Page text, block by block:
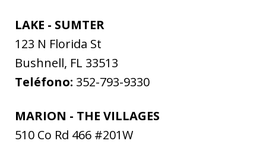
LAKE - SUMTER
123 N Florida St
Bushnell, FL 33513
Teléfono: 352-793-9330
MARION - THE VILLAGES
510 Co Rd 466 #201W